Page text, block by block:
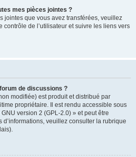
mes pièces jointes ?
jointes que vous avez transférées, veuillez
de l’utilisateur et suivre les liens vers
de discussions ?
modifiée) est produit et distribué par
propriétaire. Il est rendu accessible sous
version 2 (GPL-2.0) » et peut être
veuillez consulter la rubrique